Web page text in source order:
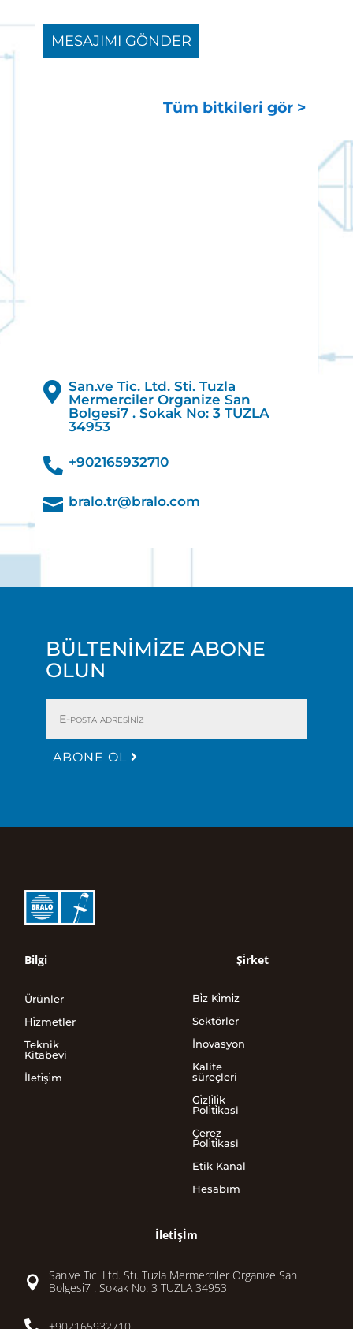
Tüm bitkileri gör >
 San.ve Tic. Ltd. Sti. Tuzla
Mermerciler Organize San
Bolgesi7 . Sokak No: 3 TUZLA
34953
 +902165932710
 bralo.tr@bralo.com
BÜLTENİMİZE ABONE
OLUN
ABONE OL
Bilgi
Ürünler
Hi̇zmetler
Teknik
Kitabevi
İleti̇şi̇m
Şi̇rket
Bi̇z Ki̇mi̇z
Sektörler
İnovasyon
Kalite
süreçleri
Gi̇zli̇li̇k
Poli̇ti̇kasi
Çerez
Poli̇ti̇kasi
Etik Kanal
Hesabım
İletİşİm

San.ve Tic. Ltd. Sti. Tuzla Mermerciler Organize San
Bolgesi7 . Sokak No: 3 TUZLA 34953
+902165932710